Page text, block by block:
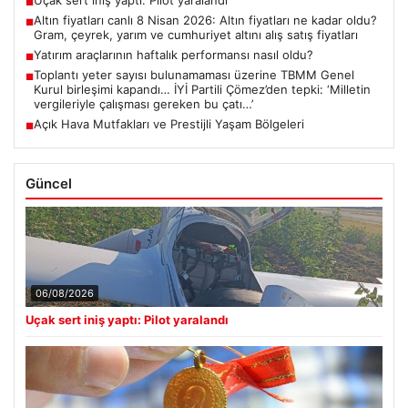
■Altın fiyatları canlı 8 Nisan 2026: Altın fiyatları ne kadar oldu?
Gram, çeyrek, yarım ve cumhuriyet altını alış satış fiyatları
■Yatırım araçlarının haftalık performansı nasıl oldu?
■Toplantı yeter sayısı bulunamaması üzerine TBMM Genel
Kurul birleşimi kapandı… İYİ Partili Çömez’den tepki: ‘Milletin
vergileriyle çalışması gereken bu çatı…’
■Açık Hava Mutfakları ve Prestijli Yaşam Bölgeleri
Güncel
06/08/2026
Uçak sert iniş yaptı: Pilot yaralandı